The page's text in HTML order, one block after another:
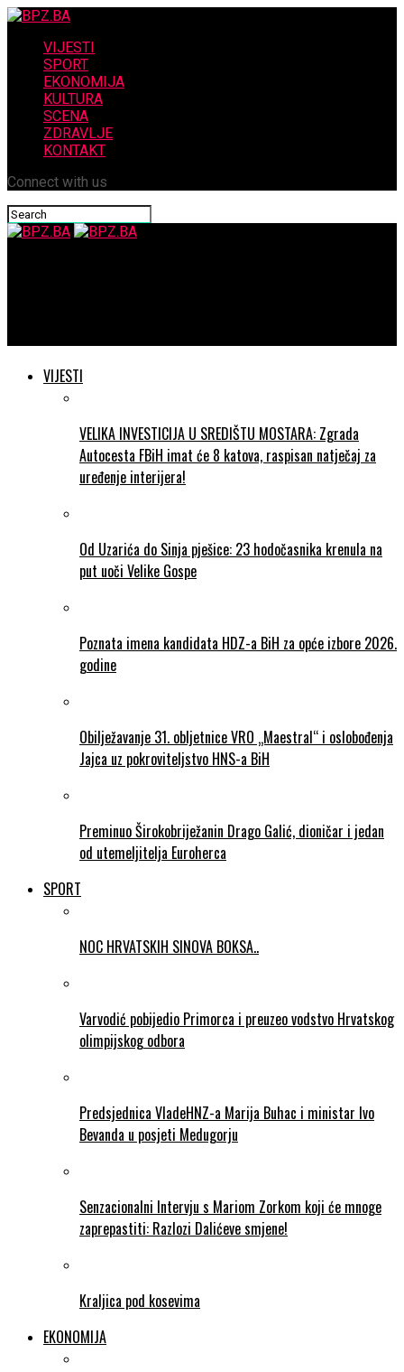
VIJESTI
SPORT
EKONOMIJA
KULTURA
SCENA
ZDRAVLJE
KONTAKT
Connect with us
VIJESTI
VELIKA INVESTICIJA U SREDIŠTU MOSTARA: Zgrada
Autocesta FBiH imat će 8 katova, raspisan natječaj za
uređenje interijera!
Od Uzarića do Sinja pješice: 23 hodočasnika krenula na
put uoči Velike Gospe
Poznata imena kandidata HDZ-a BiH za opće izbore 2026.
godine
Obilježavanje 31. obljetnice VRO „Maestral“ i oslobođenja
Jajca uz pokroviteljstvo HNS-a BiH
Preminuo Širokobriježanin Drago Galić, dioničar i jedan
od utemeljitelja Euroherca
SPORT
NOC HRVATSKIH SINOVA BOKSA..
Varvodić pobijedio Primorca i preuzeo vodstvo Hrvatskog
olimpijskog odbora
Predsjednica VladeHNZ-a Marija Buhac i ministar Ivo
Bevanda u posjeti Medugorju
Senzacionalni Intervju s Mariom Zorkom koji će mnoge
zaprepastiti: Razlozi Dalićeve smjene!
Kraljica pod kosevima
EKONOMIJA